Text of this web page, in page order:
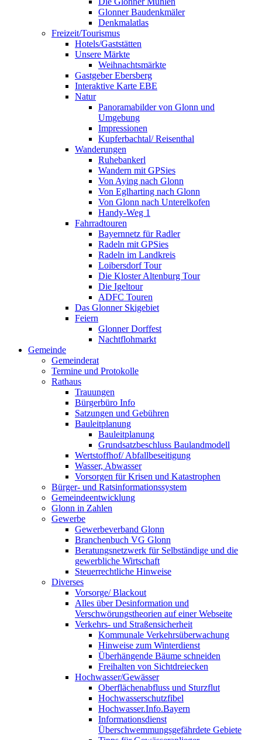
Glonner Baudenkmäler
Denkmalatlas
Freizeit/Tourismus
Hotels/Gaststätten
Unsere Märkte
Weihnachtsmärkte
Gastgeber Ebersberg
Interaktive Karte EBE
Natur
Panoramabilder von Glonn und
Umgebung
Impressionen
Kupferbachtal/ Reisenthal
Wanderungen
Ruhebankerl
Wandern mit GPSies
Von Aying nach Glonn
Von Eglharting nach Glonn
Von Glonn nach Unterelkofen
Handy-Weg 1
Fahrradtouren
Bayernnetz für Radler
Radeln mit GPSies
Radeln im Landkreis
Loibersdorf Tour
Die Kloster Altenburg Tour
Die Igeltour
ADFC Touren
Das Glonner Skigebiet
Feiern
Glonner Dorffest
Nachtflohmarkt
Gemeinde
Gemeinderat
Termine und Protokolle
Rathaus
Trauungen
Bürgerbüro Info
Satzungen und Gebühren
Bauleitplanung
Bauleitplanung
Grundsatzbeschluss Baulandmodell
Wertstoffhof/ Abfallbeseitigung
Wasser, Abwasser
Vorsorgen für Krisen und Katastrophen
Bürger- und Ratsinformationssystem
Gemeindeentwicklung
Glonn in Zahlen
Gewerbe
Gewerbeverband Glonn
Branchenbuch VG Glonn
Beratungsnetzwerk für Selbständige und die
gewerbliche Wirtschaft
Steuerrechtliche Hinweise
Diverses
Vorsorge/ Blackout
Alles über Desinformation und
Verschwörungstheorien auf einer Webseite
Verkehrs- und Straßensicherheit
Kommunale Verkehrsüberwachung
Hinweise zum Winterdienst
Überhängende Bäume schneiden
Freihalten von Sichtdreiecken
Hochwasser/Gewässer
Oberflächenabfluss und Sturzflut
Hochwasserschutzfibel
Hochwasser.Info.Bayern
Informationsdienst
Überschwemmungsgefährdete Gebiete